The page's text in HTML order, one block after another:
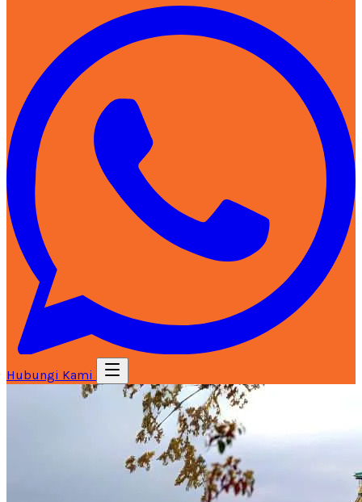
Hubungi Kami